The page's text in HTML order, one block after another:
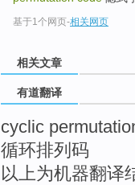
基于1个网页-相关网页
相关文章
有道翻译
cyclic
循环排列码
以上为机器翻译